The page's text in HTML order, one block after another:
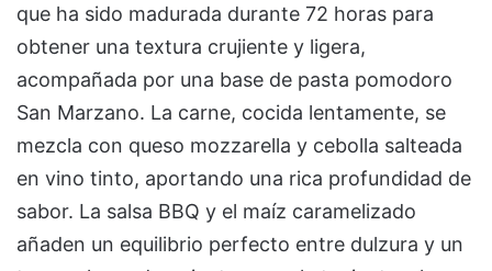
que ha sido madurada durante 72 horas para
obtener una textura crujiente y ligera,
acompañada por una base de pasta pomodoro
San Marzano. La carne, cocida lentamente, se
mezcla con queso mozzarella y cebolla salteada
en vino tinto, aportando una rica profundidad de
sabor. La salsa BBQ y el maíz caramelizado
añaden un equilibrio perfecto entre dulzura y un